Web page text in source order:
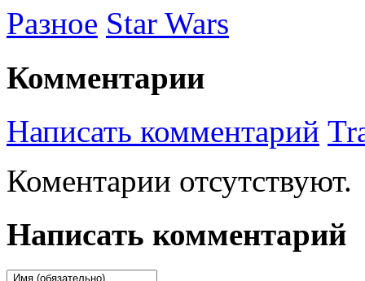
Разное Star Wars
Комментарии
Написать комментарий
Коментарии отсутствуют.
Написать комментарий